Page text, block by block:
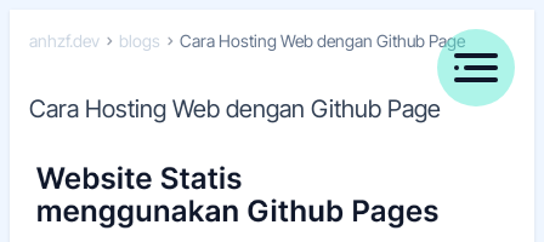
anhzf.dev blogs Cara Hosting Web dengan Github Page
Cara Hosting Web dengan Github Page